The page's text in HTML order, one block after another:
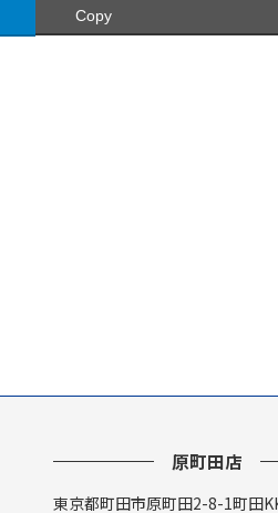
Copy
原町田店
東京都町田市原町田2-8-1町田